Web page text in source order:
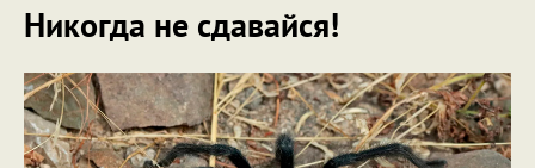
Никогда не сдавайся!